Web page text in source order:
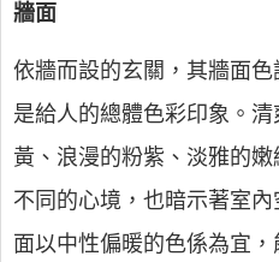
牆面
依牆而設的玄關，其牆面
是給人的總體色彩印象。
黃、浪漫的粉紫、淡雅的
不同的心境，也暗示著室
面以中性偏暖的色係為宜